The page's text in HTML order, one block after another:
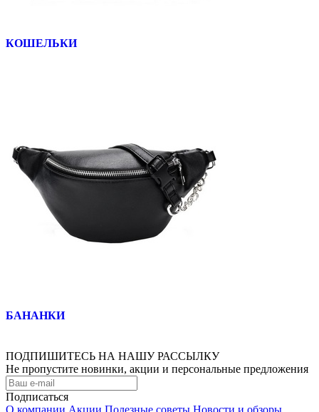
КОШЕЛЬКИ
БАНАНКИ
ПОДПИШИТЕСЬ НА НАШУ РАССЫЛКУ
Не пропустите новинки, акции и персональные предложения
Подписаться
О компании Акции Полезные советы Новости и обзоры